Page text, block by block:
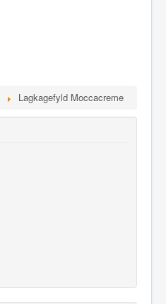
Lagkagefyld Moccacreme